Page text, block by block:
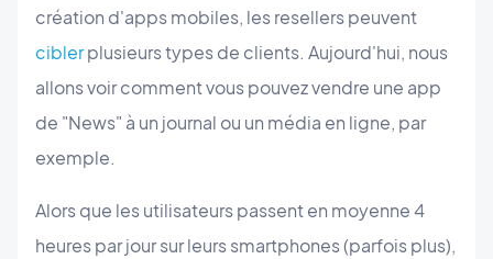
création d'apps mobiles, les resellers peuvent
ciblerplusieurs types de clients. Aujourd'hui, nous
allons voir comment vous pouvez vendre une app
de "News" à un journal ou un média en ligne, par
exemple.
Alors que les utilisateurs passent en moyenne 4
heures par jour sur leurs smartphones (parfois plus),